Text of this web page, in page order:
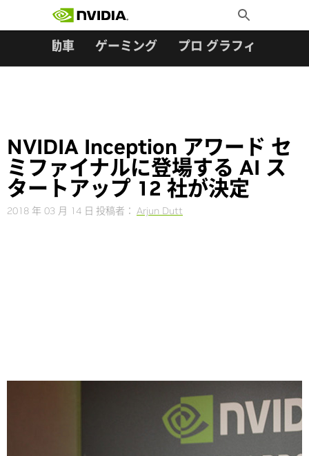
Toggle
Search
自動車 ゲーミング プロ グラフィックス
NVIDIA Inception アワード セ
ミファイナルに登場する AI ス
タートアップ 12 社が決定
2018 年 03 月 14 日 投稿者： Arjun Dutt